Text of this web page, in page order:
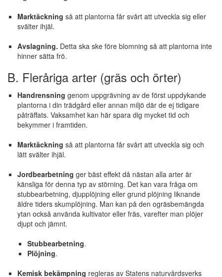
Marktäckning så att plantorna får svårt att utveckla sig eller
svälter ihjäl.
Avslagning. Detta ska ske före blomning så att plantorna inte
hinner sätta frö.
B. Fleråriga arter (gräs och örter)
Handrensning genom uppgrävning av de först uppdykande
plantorna i din trädgård eller annan miljö där de ej tidigare
påträffats. Vaksamhet kan här spara dig mycket tid och
bekymmer i framtiden.
Marktäckning så att plantorna får svårt att utveckla sig och
lätt svälter ihjäl.
Jordbearbetning ger bäst effekt då nästan alla arter är
känsliga för denna typ av störning. Det kan vara fråga om
stubbearbetning, djupplöjning eller grund plöjning liknande
äldre tiders skumplöjning. Man kan på den ogräsbemängda
ytan också använda kultivator eller fräs, varefter man plöjer
djupt och jämnt.
Stubbearbetning.
Plöjning.
Kemisk bekämpning regleras av Statens naturvårdsverks